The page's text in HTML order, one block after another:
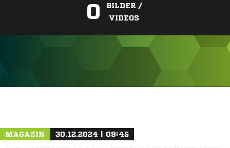
0
BILDER /
VIDEOS
MAGAZIN 30.12.2024 | 09:45